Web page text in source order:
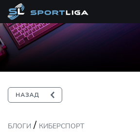
БЛОГИ / КИБЕРСПОРТ